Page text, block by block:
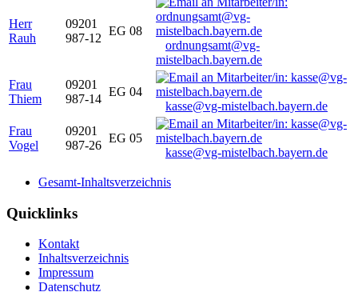
Herr
Rauh
09201
987-12
EG 08
ordnungsamt@vg-
mistelbach.bayern.de
Frau
Thiem
09201
987-14
EG 04
kasse@vg-mistelbach.bayern.de
Frau
Vogel
09201
987-26
EG 05
kasse@vg-mistelbach.bayern.de
Gesamt-Inhaltsverzeichnis
Quicklinks
Kontakt
Inhaltsverzeichnis
Impressum
Datenschutz